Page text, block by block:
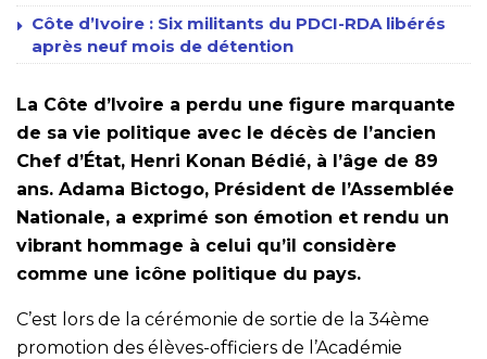
Côte d’Ivoire : Six militants du PDCI-RDA libérés
après neuf mois de détention
La Côte d’Ivoire a perdu une figure marquante
de sa vie politique avec le décès de l’ancien
Chef d’État, Henri Konan Bédié, à l’âge de 89
ans. Adama Bictogo, Président de l’Assemblée
Nationale, a exprimé son émotion et rendu un
vibrant hommage à celui qu’il considère
comme une icône politique du pays.
C’est lors de la cérémonie de sortie de la 34ème
promotion des élèves-officiers de l’Académie